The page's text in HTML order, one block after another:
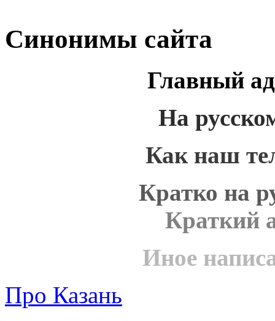
Синонимы сайта
Главный
На
Как наш
Кратко на
Краткий
Иное
Про Казань